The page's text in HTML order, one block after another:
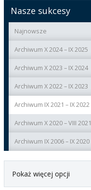
Nasze sukcesy
Najnowsze
Archiwum X 2024 – IX 2025
Archiwum X 2023 – IX 2024
Archiwum X 2022 – IX 2023
Archiwum IX 2021 – IX 2022
Archiwum X 2020 – VIII 2021
Archiwum IX 2006 – IX 2020
Pokaż więcej opcji